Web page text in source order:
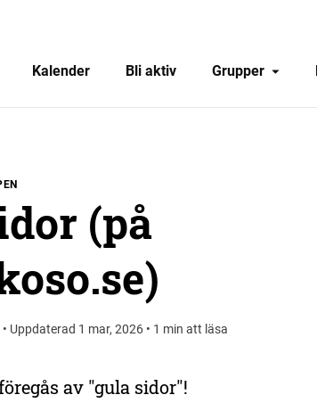
Kalender Bli aktiv Grupper
(på
Uppdaterad 1 mar, 2026 • 1 min att läsa
av "gula sidor"!